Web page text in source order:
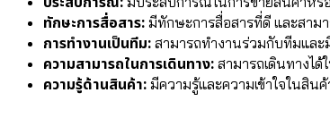
ทักษะการสื่อสาร: มีทักษะการสื่อสารที่ดี และสาม
การทำงานเป็นทีม: สามารถทำงานร่วมกับทีมแล
ความสามารถในการเดินทาง: สามารถเดินทางไ
ความรู้ด้านสินค้า: มีความรู้และความเข้าใจในสิน